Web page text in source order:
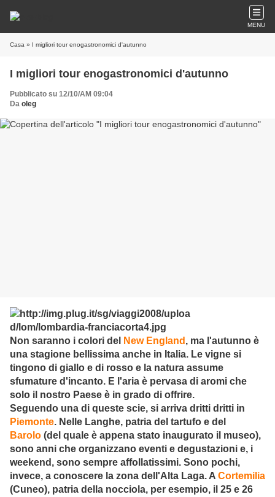
MENU
Casa » I migliori tour enogastronomici d'autunno
I migliori tour enogastronomici d'autunno
Pubblicato su 12/10/AM 09:04
Da oleg
Non saranno i colori del New England , ma l'autunno è
una stagione bellissima anche in Italia. Le vigne si
tingono di giallo e di rosso e la natura assume
sfumature d'incanto. E l'aria è pervasa di aromi che
solo il nostro Paese è in grado di offrire.
Seguendo una di queste scie, si arriva dritti dritti in
Piemonte. Nelle Langhe, patria del tartufo e del
Barolo (del quale è appena stato inaugurato il museo),
sono anni che organizzano eventi e degustazioni e, i
weekend, sono sempre affollatissimi. Sono pochi,
invece, a conoscere la zona dell'Alta Laga. A Cortemilia
(Cuneo), patria della nocciola, per esempio, il 25 e 26